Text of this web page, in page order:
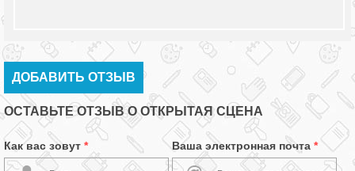
ДОБАВИТЬ ОТЗЫВ
ОСТАВЬТЕ ОТЗЫВ О ОТКРЫТАЯ СЦЕНА
Как вас зовут * Ваша электронная почта *